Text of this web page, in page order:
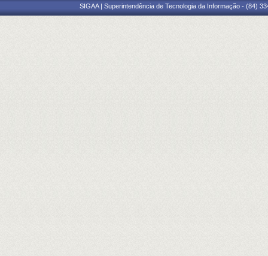
SIGAA | Superintendência de Tecnologia da Informação - (84)